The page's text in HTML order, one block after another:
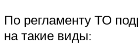
По регламенту ТО
на такие виды: